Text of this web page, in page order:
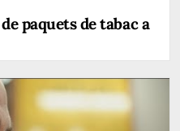
paquets de tabac a